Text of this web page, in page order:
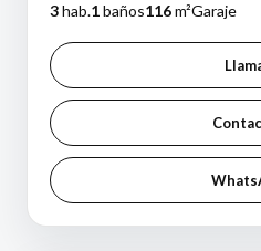
3hab.1baños116m²Garaje